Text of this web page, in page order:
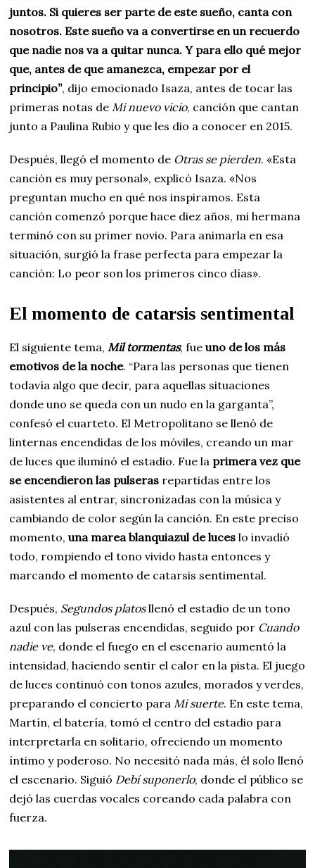
juntos. Si quieres ser parte de este sueño, canta con
nosotros. Este sueño va a convertirse en un recuerdo
que nadie nos va a quitar nunca. Y para ello qué mejor
que, antes de que amanezca, empezar por el
principio”, dijo emocionado Isaza, antes de tocar las
primeras notas deMi nuevo vicio, canción que cantan
junto a Paulina Rubio y que les dio a conocer en 2015.
Después, llegó el momento de Otras se pierden. «Esta
canción es muy personal», explicó Isaza. «Nos
preguntan mucho en qué nos inspiramos. Esta
canción comenzó porque hace diez años, mi hermana
terminó con su primer novio. Para animarla en esa
situación, surgió la frase perfecta para empezar la
canción: Lo peor son los primeros cinco días».
El momento de catarsis sentimental
El siguiente tema,Mil tormentas, fueuno de los más
emotivos de la noche. “Para las personas que tienen
todavía algo que decir, para aquellas situaciones
donde uno se queda con un nudo en la garganta”,
confesó el cuarteto. El Metropolitano se llenó de
linternas encendidas de los móviles, creando un mar
de luces que iluminó el estadio. Fue la primera vez que
se encendieron las pulseras repartidas entre los
asistentes al entrar, sincronizadas con la música y
cambiando de color según la canción. En este preciso
momento,una marea blanquiazul de luces lo invadió
todo, rompiendo el tono vivido hasta entonces y
marcando el momento de catarsis sentimental.
Después, Segundos platosllenó el estadio de un tono
azul con las pulseras encendidas, seguido por Cuando
nadie ve, donde el fuego en el escenario aumentó la
intensidad, haciendo sentir el calor en la pista. El juego
de luces continuó con tonos azules, morados y verdes,
preparando el concierto paraMi suerte. En este tema,
Martín, el batería, tomó el centro del estadio para
interpretarla en solitario, ofreciendo un momento
íntimo y poderoso. No necesitó nada más, él solo llenó
el escenario. Siguió Debí suponerlo, donde el público se
dejó las cuerdas vocales coreando cada palabra con
fuerza.